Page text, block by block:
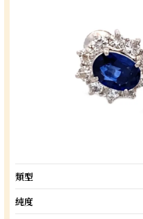
類型
純度